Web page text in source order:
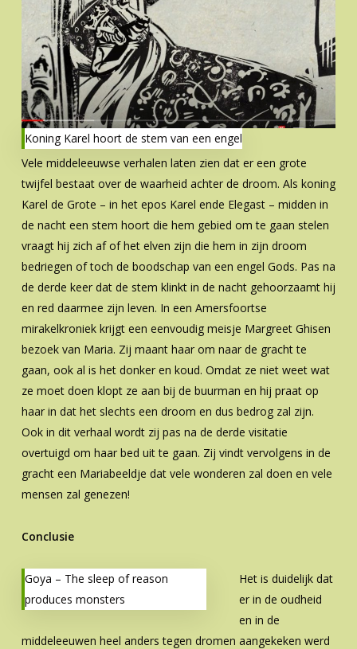
Koning Karel hoort de stem van een engel
Vele middeleeuwse verhalen laten zien dat er een grote
twijfel bestaat over de waarheid achter de droom. Als koning
Karel de Grote – in het epos Karel ende Elegast – midden in
de nacht een stem hoort die hem gebied om te gaan stelen
vraagt hij zich af of het elven zijn die hem in zijn droom
bedriegen of toch de boodschap van een engel Gods. Pas na
de derde keer dat de stem klinkt in de nacht gehoorzaamt hij
en red daarmee zijn leven. In een Amersfoortse
mirakelkroniek krijgt een eenvoudig meisje Margreet Ghisen
bezoek van Maria. Zij maant haar om naar de gracht te
gaan, ook al is het donker en koud. Omdat ze niet weet wat
ze moet doen klopt ze aan bij de buurman en hij praat op
haar in dat het slechts een droom en dus bedrog zal zijn.
Ook in dit verhaal wordt zij pas na de derde visitatie
overtuigd om haar bed uit te gaan. Zij vindt vervolgens in de
gracht een Mariabeeldje dat vele wonderen zal doen en vele
mensen zal genezen!
Conclusie
Goya – The sleep of reason
produces monsters
Het is duidelijk dat
er in de oudheid
en in de
middeleeuwen heel anders tegen dromen aangekeken werd